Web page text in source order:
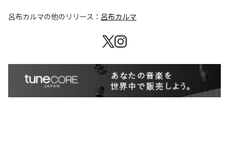
呂布カルマの他のリリース： 呂布カルマ